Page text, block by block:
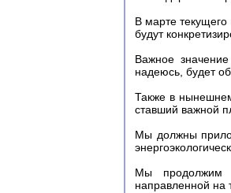
В марте
будут
Важное
надеюсь, будет
Также в
ставший важной
Мы должны
Мы продолжим
направленной на